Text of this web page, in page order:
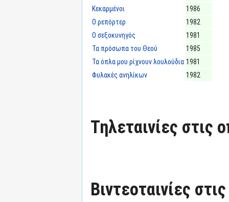
Κεκαρμένοι
1986
Ο ρεπόρτερ
1982
Ο σεξοκυνηγός
1981
Τα πρόσωπα του Θεού
1985
Τα όπλα μου ρίχνουν λουλούδια 1981
Φυλακές ανηλίκων
1982
Τηλεταινίες στις
Βιντεοταινίες